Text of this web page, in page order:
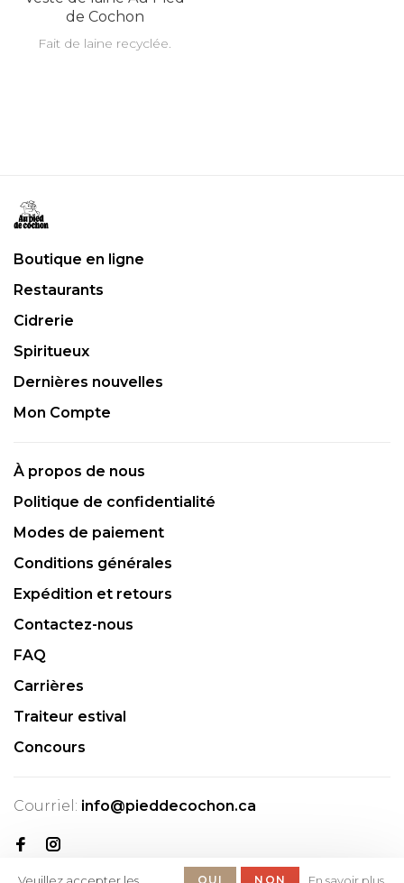
de Cochon
Fait de laine recyclée.
Boutique en ligne
Restaurants
Cidrerie
Spiritueux
Dernières nouvelles
Mon Compte
À propos de nous
Politique de confidentialité
Modes de paiement
Conditions générales
Expédition et retours
Contactez-nous
FAQ
Carrières
Traiteur estival
Concours
Courriel: info@pieddecochon.ca
OUI NON